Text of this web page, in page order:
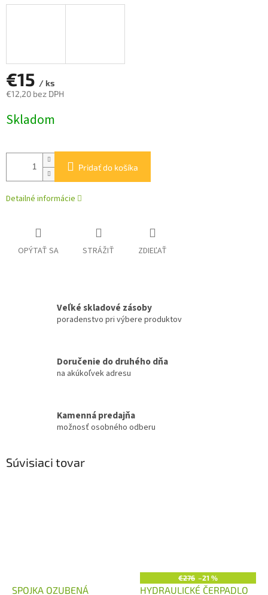
€15 / ks
€12,20 bez DPH
cena:
Skladom
Pridať do košíka
Detailné informácie
OPÝTAŤ SA STRÁŽIŤ ZDIEĽAŤ
Veľké skladové zásoby
poradenstvo pri výbere produktov
Doručenie do druhého dňa
na akúkoľvek adresu
Kamenná predajňa
možnosť osobného odberu
Súvisiaci tovar
SPOJKA OZUBENÁ
€276 –21 %
HYDRAULICKÉ ČERPADLO